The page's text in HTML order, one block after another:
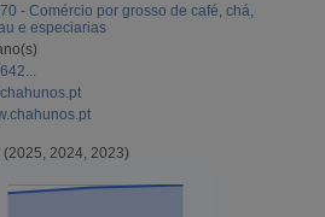
- Comércio por grosso de café, chá,
e especiarias
(2025, 2024, 2023)